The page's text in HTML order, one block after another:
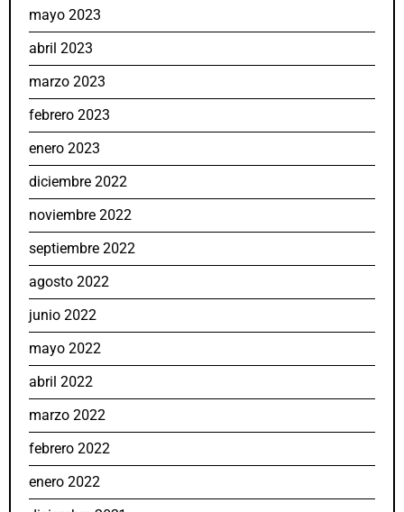
mayo 2023
abril 2023
marzo 2023
febrero 2023
enero 2023
diciembre 2022
noviembre 2022
septiembre 2022
agosto 2022
junio 2022
mayo 2022
abril 2022
marzo 2022
febrero 2022
enero 2022